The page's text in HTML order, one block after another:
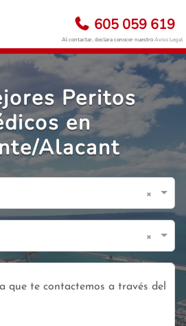
605 059 619
Al contactar, declara conocer nuestroAviso Legal
Peritos
en
Alacant
×
×